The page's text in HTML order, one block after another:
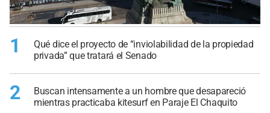
1
Qué dice el proyecto de “inviolabilidad de la propiedad
privada” que tratará el Senado
2
Buscan intensamente a un hombre que desapareció
mientras practicaba kitesurf en Paraje El Chaquito